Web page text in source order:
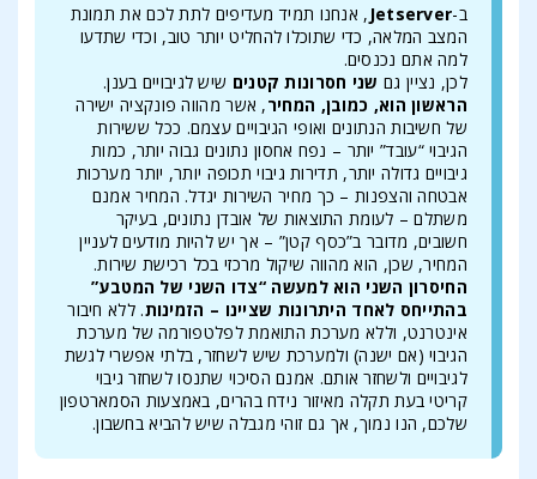
ב-Jetserver , אנחנו תמיד מעדיפים לתת לכם את תמונת
המצב המלאה, כדי שתוכלו להחליט יותר טוב, וכדי שתדעו
למה אתם נכנסים.
לכן, נציין גם שני חסרונות קטנים שיש לגיבויים בענן.
הראשון הוא, כמובן, המחיר, אשר מהווה פונקציה ישירה
של חשיבות הנתונים ואופי הגיבויים עצמם. ככל ששירות
הגיבוי “עובד” יותר – נפח אחסון נתונים גבוה יותר, כמות
גיבויים גדולה יותר, תדירות גיבוי תכופה יותר, יותר מערכות
אבטחה והצפנות – כך מחיר השירות יגדל. המחיר אמנם
משתלם – לעומת התוצאות של אובדן נתונים, בעיקר
חשובים, מדובר ב”כסף קטן” – אך יש להיות מודעים לעניין
המחיר, שכן, הוא מהווה שיקול מרכזי בכל רכישת שירות.
החיסרון השני הוא למעשה “צדו השני של המטבע”
בהתייחס לאחד היתרונות שציינו – הזמינות. ללא חיבור
אינטרנט, וללא מערכת התואמת לפלטפורמה של מערכת
הגיבוי (אם ישנה) ולמערכת שיש לשחזר, בלתי אפשרי לגשת
לגיבויים ולשחזר אותם. אמנם הסיכוי שתנסו לשחזר גיבוי
קריטי בעת תקלה מאיזור נידח בהרים, באמצעות הסמארטפון
שלכם, הנו נמוך, אך גם זוהי מגבלה שיש להביא בחשבון.